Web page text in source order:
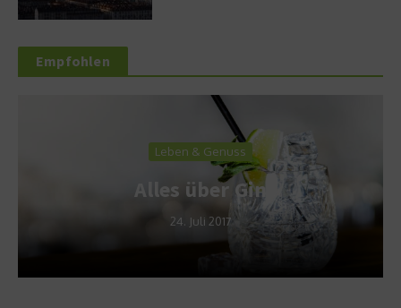
Empfohlen
Leben & Genuss
Alles über Gin
24. Juli 2017